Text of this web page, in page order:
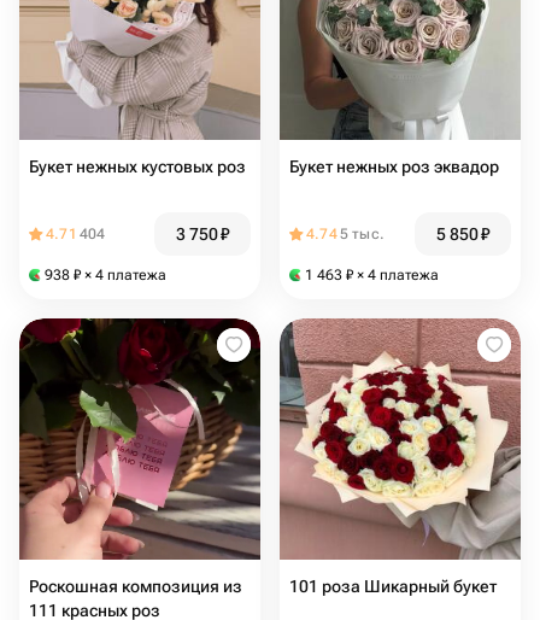
Букет нежных кустовых роз
4.71 404 3 750₽
938 ₽ × 4 платежа
Букет нежных роз эквадор
4.745 тыс. 5 850₽
1 463 ₽ × 4 платежа
Роскошная композиция из
111 красных роз
101 роза Шикарный букет